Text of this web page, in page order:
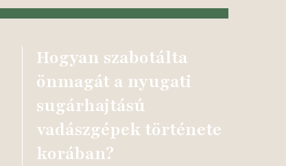
Hogyan szabotálta
önmagát a nyugati
sugárhajtású
vadászgépek története
korában?